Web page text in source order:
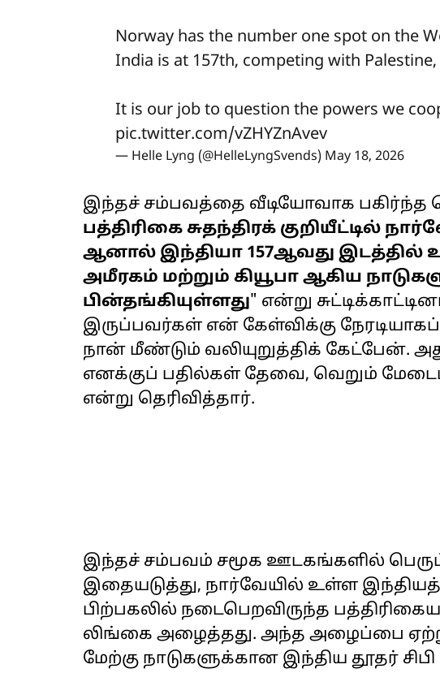
Norway has the number one spot on the
India is at 157th, competing with
It is our job to question the powers we
pic.twitter.com/vZHYZnAvev
— Helle Lyng (@HelleLyngSvends) May 18, 2026
இந்தச் சம்பவத்தை வீடியோவாக பகிர்ந்த
பத்திரிகை சுதந்திரக் குறியீட்டில்
ஆனால் இந்தியா 157ஆவது
அமீரகம் மற்றும் கியூபா ஆகிய
பின்தங்கியுள்ளது" என்று
இருப்பவர்கள் என் கேள்விக்கு
நான் மீண்டும் வலியுறுத்திக் கேட்பேன்.
எனக்குப் பதில்கள் தேவை, வெறும்
என்று தெரிவித்தார்.
இந்தச் சம்பவம் சமூக ஊடகங்களில் பெரும்
இதையடுத்து, நார்வேயில் உள்ள
பிற்பகலில் நடைபெறவிருந்த
லிங்கை அழைத்தது. அந்த அழைப்பை
மேற்கு நாடுகளுக்கான இந்திய தூதர்